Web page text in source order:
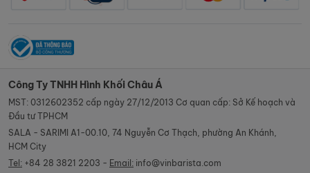
Công Ty TNHH Hình Khối Châu Á
MST: 0312602352 cấp ngày 27/12/2013 Cơ quan cấp: Sở Kế hoạch và
Đầu tư TPHCM
SALA - SARIMI A1-00.10, 74 Nguyễn Cơ Thạch, phường An Khánh,
HCM City
Tel: +84 28 3821 2203 - Email: info@vinbarista.com